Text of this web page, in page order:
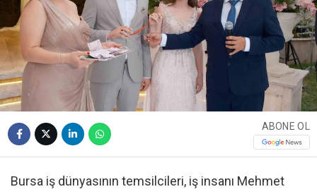
ABONE OL
Bursa iş dünyasının temsilcileri, iş insanı Mehmet